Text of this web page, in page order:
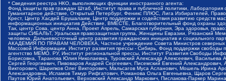
* Сведения реестра НКО, выполняющих функции иностранного агента:
Фонд защиты прав граждан Штаб, Институт права и публичной политики,
Гуманитарное действие, Открытый Петербург, Феникс ПЛЮС, Лига Избирателей,
Крест, Центр Хасдей Ерушалаим, Центр поддержки и содействия развитию средств
информационных инициатив Действие, ВМЕСТЕ, Благотворительный фонд охраны
Так, центр Сова, центр Анна, Проект Апрель, Самарская губерния, Эра здоровья,
защиты СИБАЛЬТ, Уральская правозащитная группа, Женщины Евразии, Рязанский
человека, Дальневосточный центр развития гражданских инициатив и социального
АКАДЕМИЯ ПО ПРАВАМ ЧЕЛОВЕКА, Частное учреждение Совета Министров северных
Массовой Информации, Институт развития прессы - Сибирь, Фонд поддержки
агентство МЕМО. РУ, Институт региональной прессы, Институт Развития Свободы
Борисовна, Таранова Юлия Николаевна, Туровский Александр Алексеевич,
Сергей Георгиевич, Пивоваров Андрей Сергеевич, Писемский Евгений
Викторович, Шарипков Олег Викторович, Мальсагов Муса Асланович, Мошель Ирина
Александровна, Исламов Тимур Рифгатович, Романова Ольга Евгеньевна, Щаров
Паутов Юрий Анатольевич, Верховский Александр Маркович, Пислакова-Паркер